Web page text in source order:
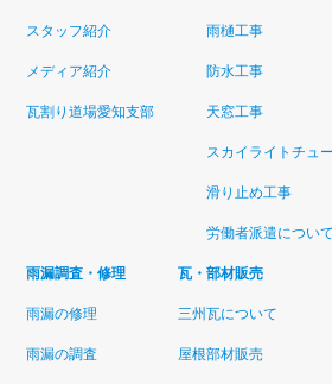
スタッフ紹介
メディア紹介
瓦割り道場愛知支部
雨樋工事
防水工事
天窓工事
スカイライトチュ
滑り止め工事
労働者派遣につい
雨漏調査・修理
雨漏の修理
雨漏の調査
瓦・部材販売
三州瓦について
屋根部材販売